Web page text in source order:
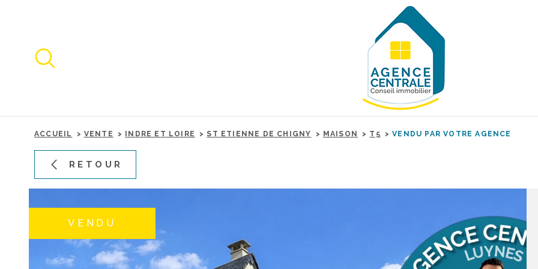
recherche
principal
ACCUEIL VENTE INDRE ET LOIRE ST ETIENNE DE CHIGNY MAISON T5 VENDU PAR VOTRE AGENCE
RETOUR
VENDU